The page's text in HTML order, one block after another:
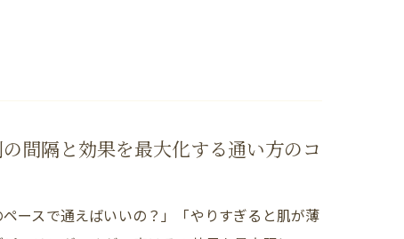
間隔と効果を最大化する通い方のコ
ースで通えばいいの？」「やりすぎると肌が薄